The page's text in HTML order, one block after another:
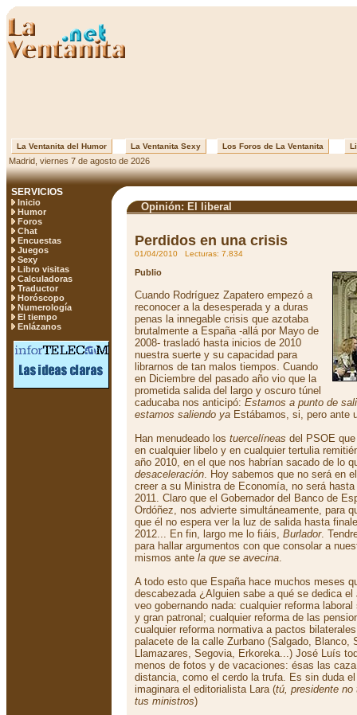
La Ventanita del Humor La Ventanita Sexy Los Foros de La Ventanita
Madrid, viernes 7 de agosto de 2026
SERVICIOS
Inicio
Humor
Foros
Chat
Encuestas
Juegos
Sexy
Libro visitas
Calculadoras
Traductor
Horóscopo
Numerología
El tiempo
Enlázanos
Opinión: El liberal
Perdidos en una crisis
01/04/2010 Lecturas: 7.834
Publio
Cuando Rodríguez Zapatero empezó a
reconocer a la desesperada y a duras
penas la innegable crisis que azotaba
brutalmente a España -allá por Mayo de
2008- trasladó hasta inicios de 2010
nuestra suerte y su capacidad para
librarnos de tan malos tiempos. Cuando
en Diciembre del pasado año vio que la
prometida salida del largo y oscuro túnel
caducaba nos anticipó: Estamos a punto de
estamos saliendo ya Estábamos, si, pero ante
Han menudeado los tuercelíneas del PSOE
en cualquier libelo y en cualquier tertulia
año 2010, en el que nos habrían sacado de lo
desaceleración. Hoy sabemos que no será en
creer a su Ministra de Economía, no será
2011. Claro que el Gobernador del Banco de
Ordóñez, nos advierte simultáneamente, para
que él no espera ver la luz de salida hasta
2012... En fin, largo me lo fiáis, Burlador.
para hallar argumentos con que consolar a
mismos ante la que se avecina.
A todo esto que España hace muchos meses
descabezada ¿Alguien sabe a qué se dedica el
veo gobernando nada: cualquier reforma
y gran patronal; cualquier reforma de las
cualquier reforma normativa a pactos
palacete de la calle Zurbano (Salgado, Blanco,
Llamazares, Segovia, Erkoreka...) José Luís
menos de fotos y de vacaciones: ésas las
distancia, como el cerdo la trufa. Es sin duda
imaginara el editorialista Lara (tú, presidente no
tus ministros)